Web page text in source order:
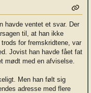
havde ventet et svar. Der
til, at han ikke
for fremskridtene, var
Jovist han havde fået fat
mødt med en afviselse.
Men han følt sig
adresse med flere